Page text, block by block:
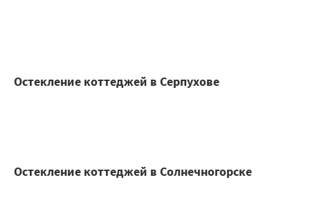
Остекление коттеджей в Серпухове
Остекление коттеджей в Солнечногорске